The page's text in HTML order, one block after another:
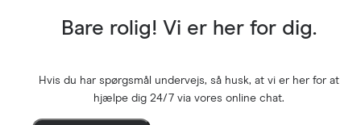
Bare rolig! Vi er her for dig.
Hvis du har spørgsmål undervejs, så husk, at vi er her for at
hjælpe dig 24/7 via vores online chat.